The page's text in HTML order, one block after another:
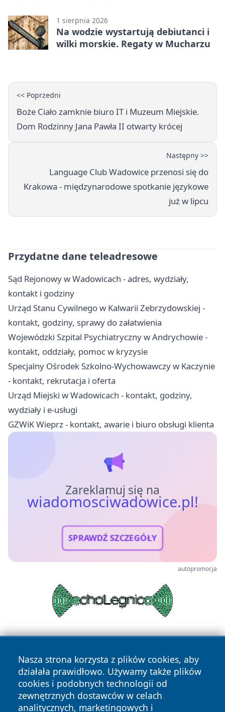
1 sierpnia 2026
Na wodzie wystartują debiutanci i
wilki morskie. Regaty w Mucharzu
<< Poprzedni
Boże Ciało zamknie biuro IT i Muzeum Miejskie.
Dom Rodzinny Jana Pawła II otwarty krócej
Następny >>
Language Club Wadowice przenosi się do
Krakowa - międzynarodowe spotkanie językowe
już w lipcu
Przydatne dane teleadresowe
Sąd Rejonowy w Wadowicach - adres, wydziały,
kontakt i godziny
Urząd Stanu Cywilnego w Kalwarii Zebrzydowskiej -
kontakt, godziny, sprawy do załatwienia
Wojewódzki Szpital Psychiatryczny w Andrychowie -
kontakt, oddziały, pomoc w kryzysie
Specjalny Ośrodek Szkolno-Wychowawczy w Kaczynie
- kontakt, rekrutacja i oferta
Urząd Miejski w Wadowicach - kontakt, godziny,
wydziały i e-usługi
GZWiK Wieprz - kontakt, awarie i biuro obsługi klienta
Zareklamuj się na
wiadomosciwadowice.pl!
SPRAWDŹ SZCZEGÓŁY
autopromocja
Nasza strona korzysta z plików cookies, aby
działała prawidłowo. Używamy także plików
cookies i podobnych technologii od
zewnętrznych dostawców w celach
analitycznych, marketingowych i
Copyright © 2026 wiadomosciwadowice.pl Wszystkie prawa
zastrzeżone.